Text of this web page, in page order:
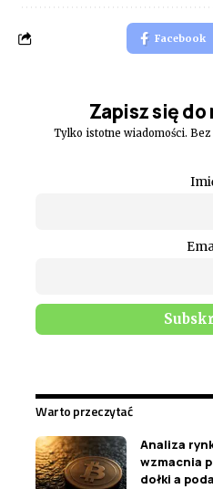
Facebook
Zapisz się
Tylko istotne wiadomości.
Warto przeczytać
Analiza
wzmacnia
dołki a